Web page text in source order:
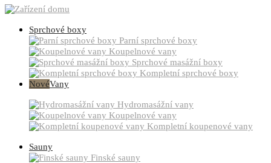
Sprchové boxy
Parní sprchové boxy
Koupelnové vany
Sprchové masážní boxy
Kompletní sprchové boxy
NovéVany
Hydromasážní vany
Koupelnové vany
Kompletní koupenové vany
Sauny
Finské sauny